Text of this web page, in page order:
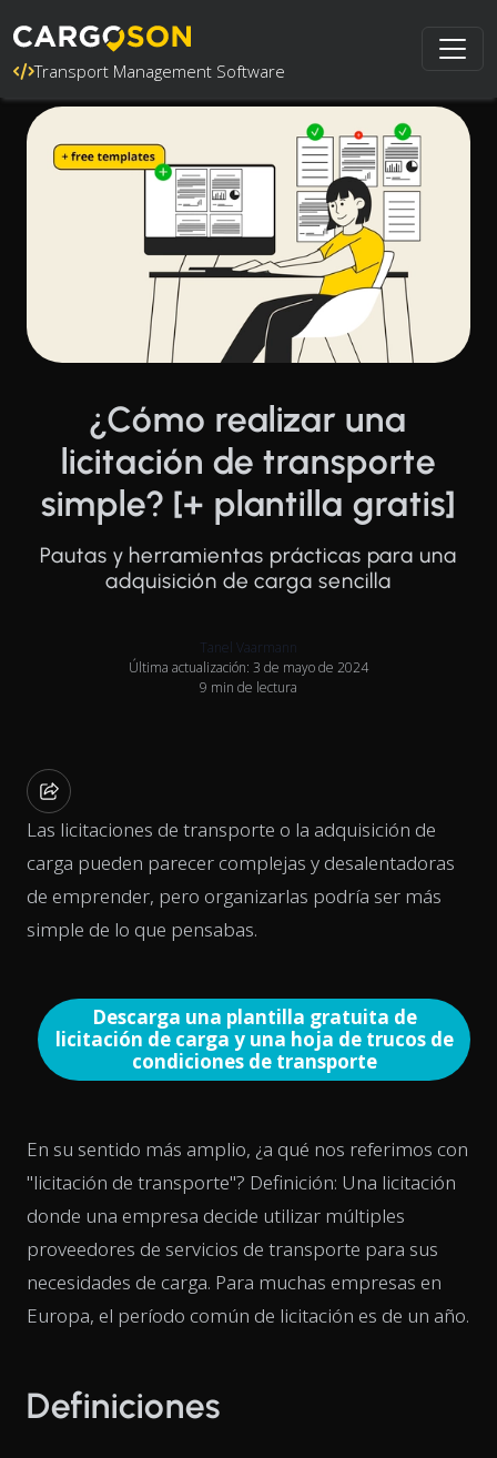
Transport Management Software
¿Cómo realizar una
licitación de transporte
simple? [+ plantilla gratis]
Pautas y herramientas prácticas para una
adquisición de carga sencilla
Tanel Vaarmann
Última actualización: 3 de mayo de 2024
9 min de lectura
Las licitaciones de transporte o la adquisición de
carga pueden parecer complejas y desalentadoras
de emprender, pero organizarlas podría ser más
simple de lo que pensabas.
Descarga una plantilla gratuita de
licitación de carga y una hoja de trucos de
condiciones de transporte
En su sentido más amplio, ¿a qué nos referimos con
"licitación de transporte"? Definición: Una licitación
donde una empresa decide utilizar múltiples
proveedores de servicios de transporte para sus
necesidades de carga. Para muchas empresas en
Europa, el período común de licitación es de un año.
Definiciones